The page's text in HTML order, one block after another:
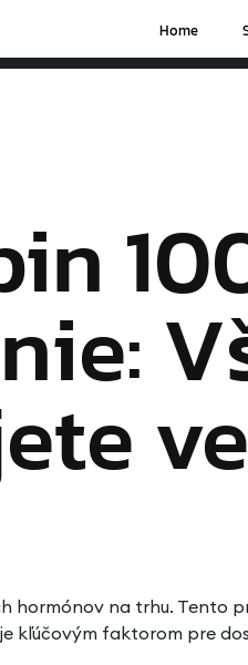
Home
na trhu. Tento
kľúčovým faktorom pre